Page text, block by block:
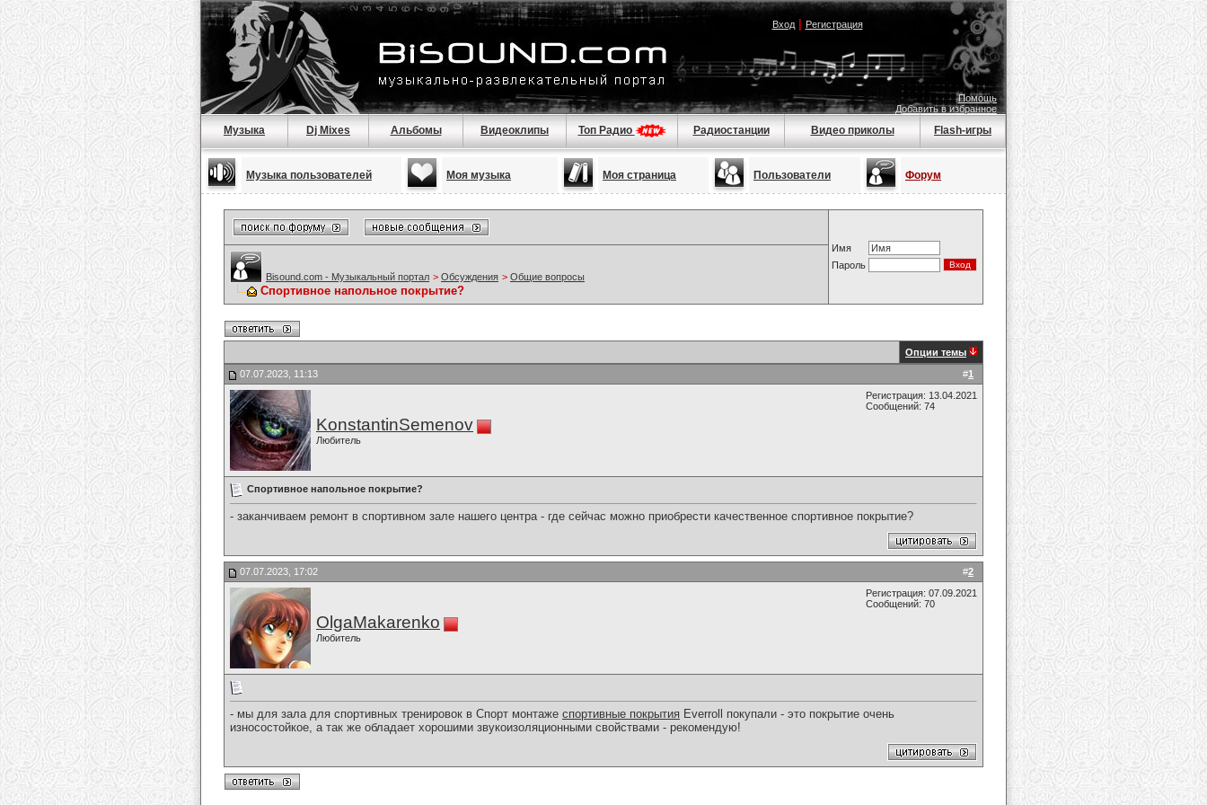
Вход| Регистрация
Помощь
Добавить в избранное
Музыка Dj Mixes Альбомы Видеоклипы Топ Радио Радиостанции Видео приколы Flash-игры
Музыка пользователей Моя музыка Моя страница Пользователи Форум
Имя
Пароль
Bisound.com - Музыкальный портал > Обсуждения > Общие вопросы
Спортивное напольное покрытие?
Опции темы
#1
07.07.2023, 11:13
KonstantinSemenov
Любитель
Регистрация: 13.04.2021
Сообщений: 74
Спортивное напольное покрытие?
- заканчиваем ремонт в спортивном зале нашего центра - где сейчас можно приобрести качественное спортивное покрытие?
#2
07.07.2023, 17:02
OlgaMakarenko
Любитель
Регистрация: 07.09.2021
Сообщений: 70
- мы для зала для спортивных тренировок в Спорт монтаже спортивные покрытия Everroll покупали - это покрытие очень
износостойкое, а так же обладает хорошими звукоизоляционными свойствами - рекомендую!